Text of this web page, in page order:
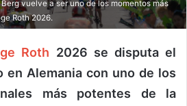
vuelve a ser uno de los momentos más
Roth 2026.
Roth 2026 se disputa el
en Alemania con uno de los
más potentes de la